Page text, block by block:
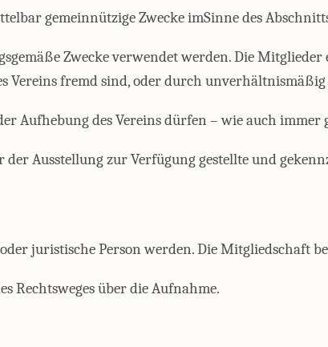
gemeinnützige Zwecke imSinne des
Zwecke verwendet werden. Die
Vereins fremd sind, oder durch
Aufhebung des Vereins dürfen – wie auch
Ausstellung zur Verfügung gestellte und
juristische Person werden. Die Mitgliedschaft
Rechtsweges über die Aufnahme.